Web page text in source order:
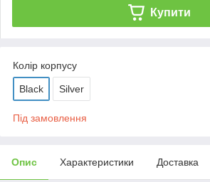
Купити
Колір корпусу
Black Silver
Під замовлення
Опис Характеристики Доставка